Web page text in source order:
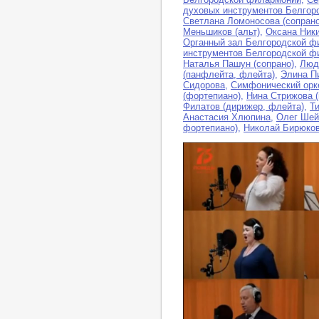
духовых инструментов
Светлана Ломоносова
Меньшиков (альт), Оксана
Органный зал Белгородской
инструментов Белгородской
Наталья Пашун (сопрано),
(панфлейта, флейта), Элина
Сидорова, Симфонический
(фортепиано), Нина Стрижова
Филатов (дирижер, флейта),
Анастасия Хлюпина, Олег
фортепиано), Николай